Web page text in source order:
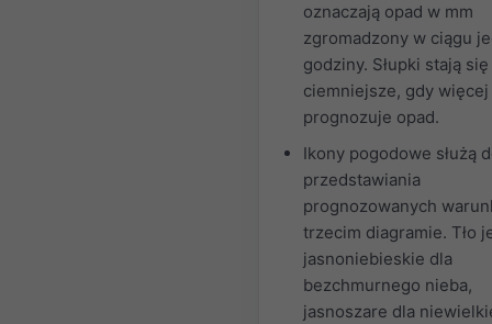
oznaczają opad w mm
zgromadzony w ciągu
godziny. Słupki stają się
ciemniejsze, gdy
prognozuje opad.
Ikony pogodowe służą
przedstawiania
prognozowanych
trzecim diagramie. Tło
jasnoniebieskie dla
bezchmurnego nieba,
jasnoszare dla